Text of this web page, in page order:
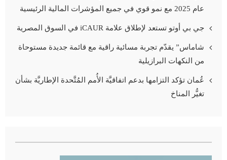
عام 2025 مع نمو قوي في جميع المؤشرات المالية الرئيسية
جي بي أوتو تستعد لإطلاق علامة iCAUR في السوق المصرية
شاماس” يقدّم تجربة مسائية راقية مع قائمة جديدة مستوحاة
من النكهات البرازيلية
عُمان تؤكد التزامها بدعم اتفاقيَّة الأُمم المُتَّحدة الإطاريَّة بشأن
تغيُّر المناخ